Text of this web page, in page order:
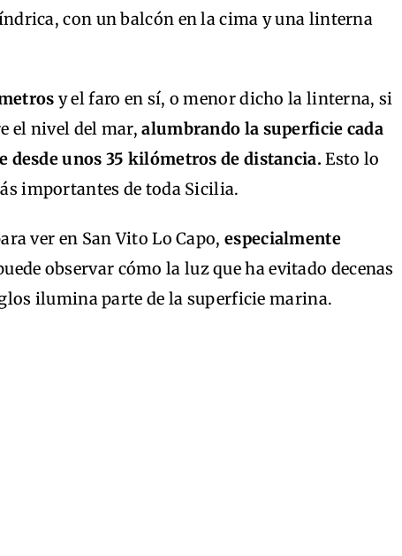
con un balcón en la cima y una linterna
y el faro en sí, o menor dicho la linterna, si
el nivel del mar,alumbrando la superficie cada
desde unos 35 kilómetros de distancia.Esto lo
importantes de toda Sicilia.
ver en San Vito Lo Capo, especialmente
observar cómo la luz que ha evitado decenas
ilumina parte de la superficie marina.